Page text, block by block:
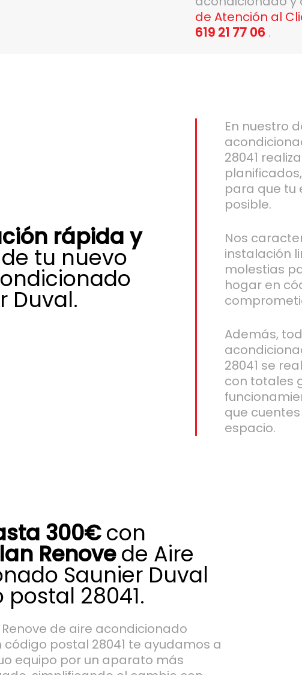
de Atención al
619 21 77 06 .
rápida y
de tu nuevo
Duval.
En nuestro
28041
para que tu
posible.
Nos
instalación
molestias
hogar en
Además,
28041 se
con totales
que
espacio.
300€con
Renovede Aire
Saunier Duval
28041.
de aire acondicionado
código postal 28041 te ayudamos a
equipo por un aparato más